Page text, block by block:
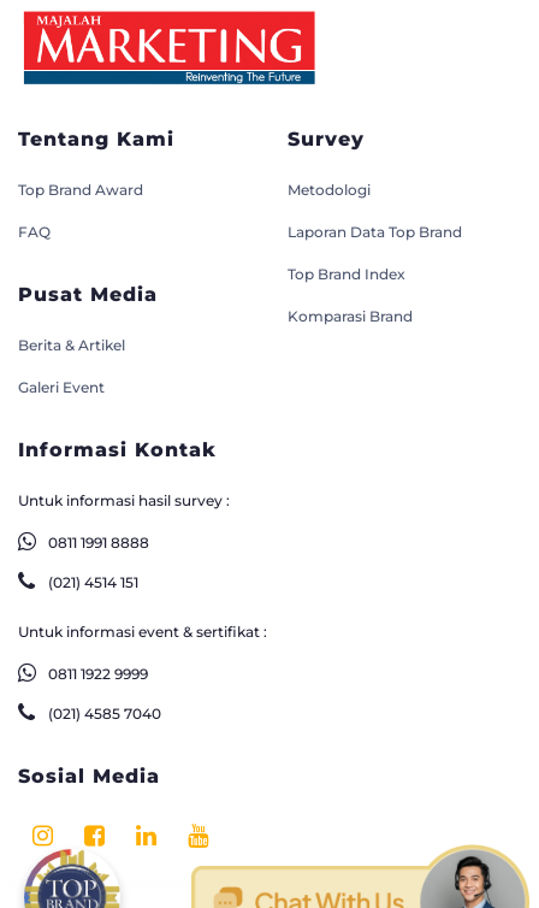
Tentang Kami
Top Brand Award
FAQ
Pusat Media
Berita & Artikel
Galeri Event
Survey
Metodologi
Laporan Data Top Brand
Top Brand Index
Komparasi Brand
Informasi Kontak
Untuk informasi hasil survey :
0811 1991 8888
(021) 4514 151
Untuk informasi event & sertifikat :
0811 1922 9999
(021) 4585 7040
Sosial Media